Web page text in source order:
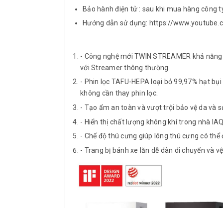
Bảo hành điện tử : sau khi mua hàng công
Hướng dẫn sử dụng: https://
- Công nghệ mới TWIN STREAMER khả
với Streamer thông thường.
- Phin lọc TAFU-HEPA loại bỏ 99,97% hạt
không cần thay phin lọc.
- Tạo ẩm an toàn và vượt trội bảo vệ da và
- Hiển thị chất lượng không khí trong nhà
- Chế độ thú cưng giúp lông thú cưng có
- Trang bị bánh xe lăn dễ dàn di chuyển và